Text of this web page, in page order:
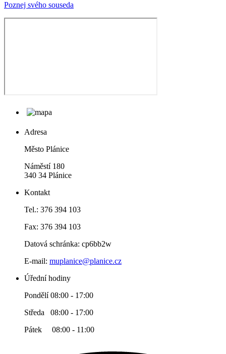
Poznej svého souseda
Adresa
Město Plánice
Náměstí 180
340 34 Plánice
Kontakt
Tel.: 376 394 103
Fax: 376 394 103
Datová schránka: cp6bb2w
E-mail: muplanice@planice.cz
Úřední hodiny
Pondělí 08:00 - 17:00
Středa 08:00 - 17:00
Pátek 08:00 - 11:00